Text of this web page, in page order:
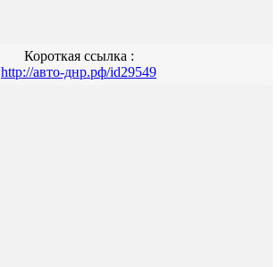
Короткая ссылка :
http://авто-днр.рф/id29549